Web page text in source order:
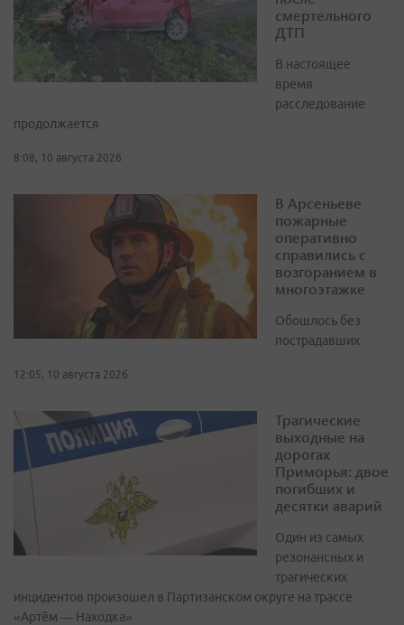
смертельного
ДТП
В настоящее
время
расследование
продолжается
8:08, 10 августа 2026
В Арсеньеве
пожарные
оперативно
справились с
возгоранием в
многоэтажке
Обошлось без
пострадавших
12:05, 10 августа 2026
Трагические
выходные на
дорогах
Приморья: двое
погибших и
десятки аварий
Один из самых
резонансных и
трагических
инцидентов произошел в Партизанском округе на трассе
«Артём — Находка»